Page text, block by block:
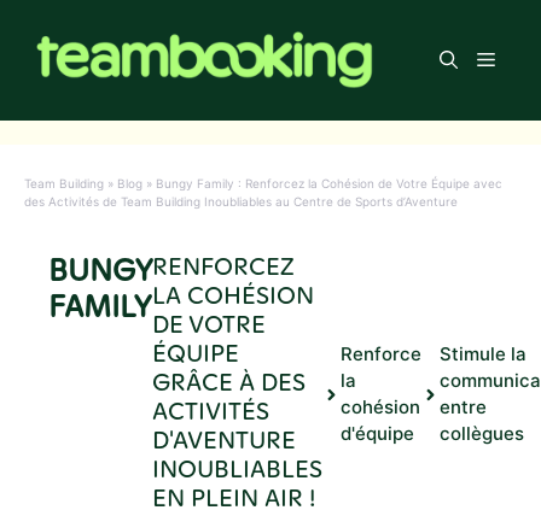
contenu
Menu
Team Building » Blog » Bungy Family : Renforcez la Cohésion de Votre Équipe avec
des Activités de Team Building Inoubliables au Centre de Sports d’Aventure
BUNGY
FAMILY
RENFORCEZ
LA COHÉSION
DE VOTRE
ÉQUIPE
GRÂCE À DES
ACTIVITÉS
D'AVENTURE
INOUBLIABLES
EN PLEIN AIR !
Renforce
la
cohésion
d'équipe
Stimule la
entre
collègues